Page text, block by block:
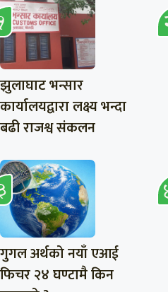
झुलाघाट भन्सार
कार्यालयद्वारा लक्ष्य भन्दा
बढी राजश्व संकलन
गुगल अर्थको नयाँ एआई
फिचर २४ घण्टामै किन